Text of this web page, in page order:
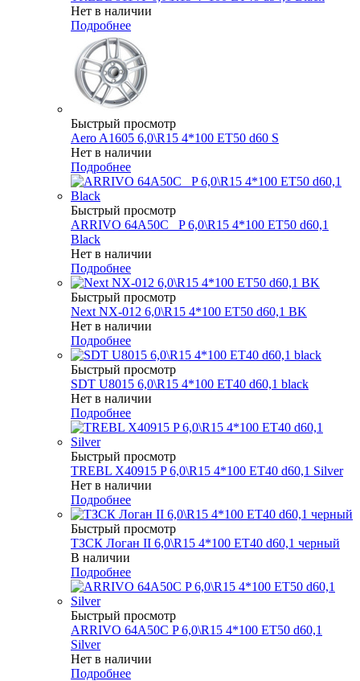
Нет в наличии
Подробнее
Быстрый просмотр
Aero A1605 6,0\R15 4*100 ET50 d60 S
Нет в наличии
Подробнее
Быстрый просмотр
ARRIVO 64A50C _P 6,0\R15 4*100 ET50 d60,1
Black
Нет в наличии
Подробнее
Быстрый просмотр
Next NX-012 6,0\R15 4*100 ET50 d60,1 BK
Нет в наличии
Подробнее
Быстрый просмотр
SDT U8015 6,0\R15 4*100 ET40 d60,1 black
Нет в наличии
Подробнее
Быстрый просмотр
TREBL X40915 P 6,0\R15 4*100 ET40 d60,1 Silver
Нет в наличии
Подробнее
Быстрый просмотр
ТЗСК Логан II 6,0\R15 4*100 ET40 d60,1 черный
В наличии
Подробнее
Быстрый просмотр
ARRIVO 64A50C P 6,0\R15 4*100 ET50 d60,1
Silver
Нет в наличии
Подробнее